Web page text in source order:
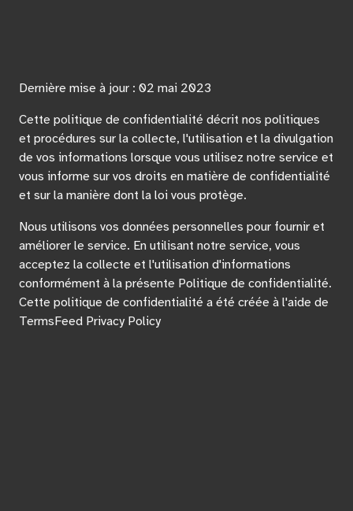
Dernière mise à jour : 02 mai 2023
Cette politique de confidentialité décrit nos politiques
et procédures sur la collecte, l'utilisation et la divulgation
de vos informations lorsque vous utilisez notre service et
vous informe sur vos droits en matière de confidentialité
et sur la manière dont la loi vous protège.
Nous utilisons vos données personnelles pour fournir et
améliorer le service. En utilisant notre service, vous
acceptez la collecte et l'utilisation d'informations
conformément à la présente Politique de confidentialité.
Cette politique de confidentialité a été créée à l'aide de
TermsFeed Privacy Policy